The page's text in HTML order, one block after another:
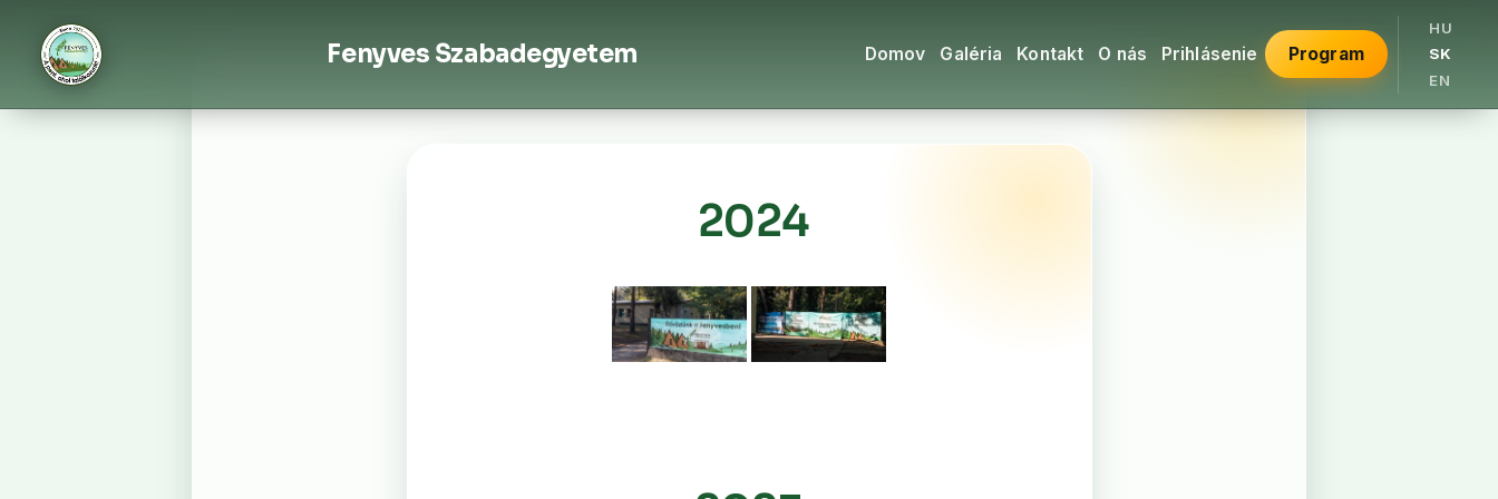
Fenyves Szabadegyetem Domov Galéria Kontakt O nás Prihlásenie Program
HU
SK
EN
2024